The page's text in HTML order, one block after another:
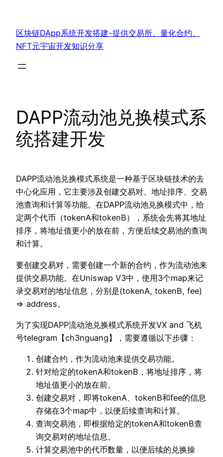
区块链DApp系统开发搭建-提供交易所、量化合约、
NFT元宇宙开发知识分享
DAPP流动池兑换模式系
统搭建开发
DAPP流动池兑换模式系统是一种基于区块链技术的去
中心化应用，它主要涉及创建交易对、地址排序、交易
池查询和计算等功能。在DAPP流动池兑换模式中，给
定两个代币（tokenA和tokenB），系统会先将其地址
排序，将地址值更小的放在前，方便后续交易池的查询
和计算。
要创建交易对，需要创建一个新的合约，作为流动池来
提供交易功能。在Uniswap V3中，使用3个map来记
录交易对的地址信息，分别是(tokenA, tokenB, fee)
=> address。
为了实现DAPP流动池兑换模式系统开发VX and 飞机
号telegram【ch3nguang】，需要遵循以下步骤：
创建合约，作为流动池来提供交易功能。
针对给定的tokenA和tokenB，将地址排序，将
地址值更小的放在前。
创建交易对，即将tokenA、tokenB和fee的信息
存储在3个map中，以便后续查询和计算。
查询交易池，即根据给定的tokenA和tokenB查
询交易对的地址信息。
计算交易池中的代币数量，以便后续的兑换操